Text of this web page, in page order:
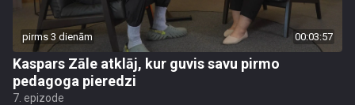
pirms 3 dienām 00:03:57
Kaspars Zāle atklāj, kur guvis savu pirmo
pedagoga pieredzi
7. epizode